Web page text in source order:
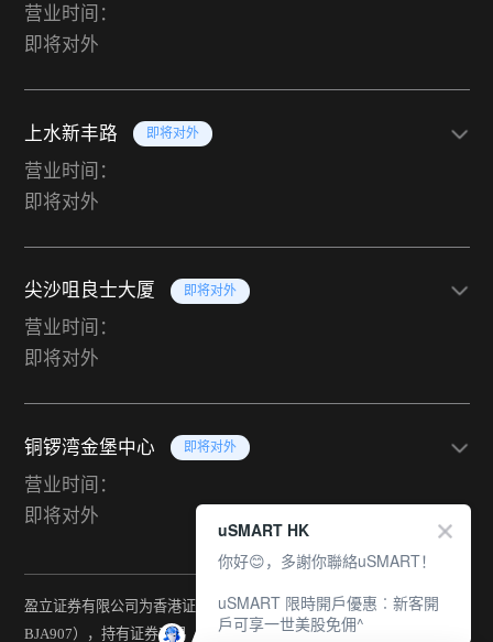
营业时间：
即将对外
上水新丰路 即将对外
营业时间：
即将对外
尖沙咀良士大厦 即将对外
营业时间：
即将对外
铜锣湾金堡中心 即将对外
营业时间：
即将对外
盈立证券有限公司为香港证监会持牌法团（中央编号：
BJA907），持有证券交易（第一类）、期货合约交易（第二
uSMART HK
你好😊，多謝你聯絡uSMART！
uSMART 限時開戶優惠︰新客開
戶可享一世美股免佣^